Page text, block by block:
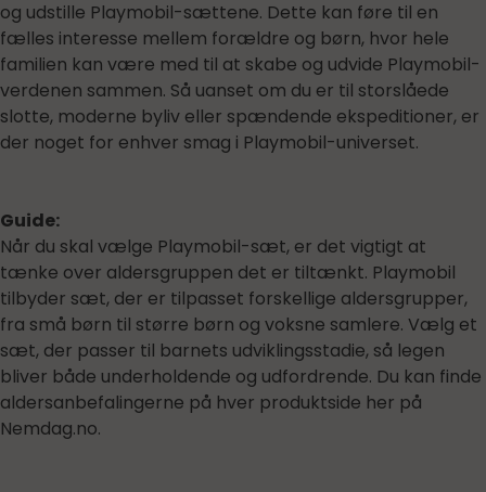
og udstille Playmobil-sættene. Dette kan føre til en
fælles interesse mellem forældre og børn, hvor hele
familien kan være med til at skabe og udvide Playmobil-
verdenen sammen. Så uanset om du er til storslåede
slotte, moderne byliv eller spændende ekspeditioner, er
der noget for enhver smag i Playmobil-universet.
Guide:
Når du skal vælge Playmobil-sæt, er det vigtigt at
tænke over aldersgruppen det er tiltænkt. Playmobil
tilbyder sæt, der er tilpasset forskellige aldersgrupper,
fra små børn til større børn og voksne samlere. Vælg et
sæt, der passer til barnets udviklingsstadie, så legen
bliver både underholdende og udfordrende. Du kan finde
aldersanbefalingerne på hver produktside her på
Nemdag.no.